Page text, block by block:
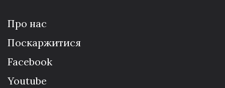
Про нас
Поскаржитися
Facebook
Youtube